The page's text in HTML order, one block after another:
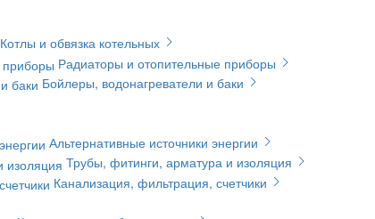
Котлы и обвязка котельных
Радиаторы и отопительные приборы
Бойлеры, водонагреватели и баки
Альтернативные источники энергии
Трубы, фитинги, арматура и изоляция
Канализация, фильтрация, счетчики